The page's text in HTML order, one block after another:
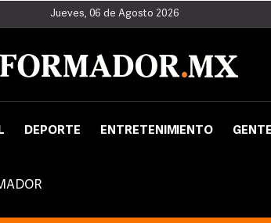
Jueves, 06 de Agosto 2026
DEPORTE ENTRETENIMIENTO